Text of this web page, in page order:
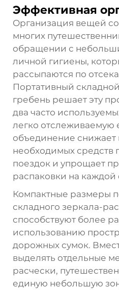
Эффективная
Организация вещей
многих
обращении с
личной гигиены,
рассыпаются по
Портативный
гребень решает эту
два часто
легко отслеживаемую
объединение снижает
необходимых средств
поездок и упрощает
распаковки на каждой
Компактные размеры
складного зеркала-
способствуют более
использованию
дорожных сумок.
выделять отдельные
расчески,
единую небольшую